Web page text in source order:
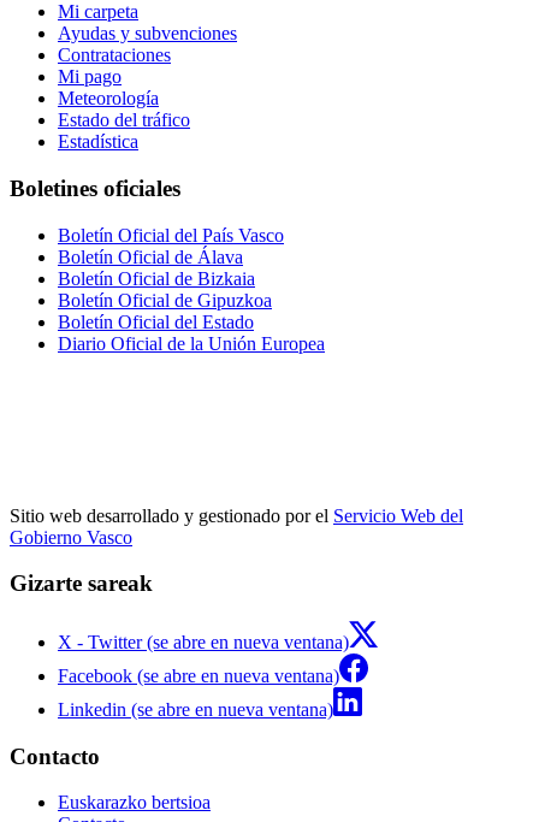
Mi carpeta
Ayudas y subvenciones
Contrataciones
Mi pago
Meteorología
Estado del tráfico
Estadística
Boletines oficiales
Boletín Oficial del País Vasco
Boletín Oficial de Álava
Boletín Oficial de Bizkaia
Boletín Oficial de Gipuzkoa
Boletín Oficial del Estado
Diario Oficial de la Unión Europea
Sitio web desarrollado y gestionado por el Servicio Web del
Gobierno Vasco
Gizarte sareak
X - Twitter (se abre en nueva ventana)
Facebook (se abre en nueva ventana)
Linkedin (se abre en nueva ventana)
Contacto
Euskarazko bertsioa